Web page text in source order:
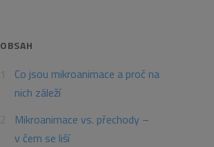
OBSAH
Co jsou mikroanimace a proč na
nich záleží
Mikroanimace vs. přechody –
v čem se liší